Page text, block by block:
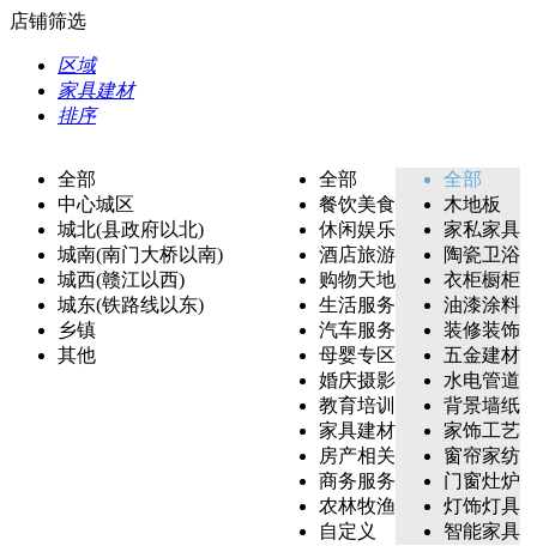
店铺筛选
区域
家具建材
排序
全部
中心城区
城北(县政府以北)
城南(南门大桥以南)
城西(赣江以西)
城东(铁路线以东)
乡镇
其他
全部
餐饮美食
休闲娱乐
酒店旅游
购物天地
生活服务
汽车服务
母婴专区
婚庆摄影
教育培训
家具建材
房产相关
商务服务
农林牧渔
自定义
全部
木地板
家私家具
陶瓷卫浴
衣柜橱柜
油漆涂料
装修装饰
五金建材
水电管道
背景墙纸
家饰工艺
窗帘家纺
门窗灶炉
灯饰灯具
智能家具